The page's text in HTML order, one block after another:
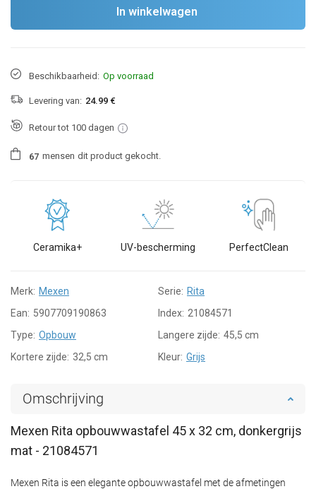
In winkelwagen
Beschikbaarheid: Op voorraad
Levering van: 24.99 €
Retour tot 100 dagen
67 mensen dit product gekocht.
Ceramika+ UV-bescherming PerfectClean
Merk: Mexen Serie: Rita
Ean: 5907709190863 Index: 21084571
Type: Opbouw Langere zijde: 45,5 cm
Kortere zijde: 32,5 cm Kleur: Grijs
Omschrijving
Mexen Rita opbouwwastafel 45 x 32 cm, donkergrijs
mat - 21084571
Mexen Rita is een elegante opbouwwastafel met de afmetingen